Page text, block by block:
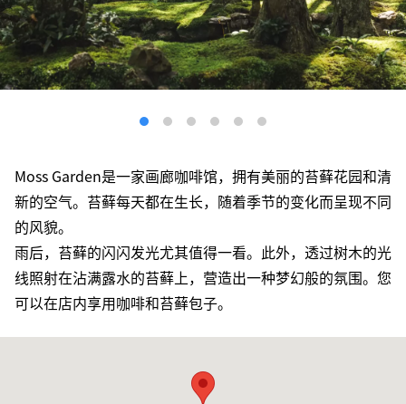
Moss Garden是一家画廊咖啡馆，拥有美丽的苔藓花园和清
新的空气。苔藓每天都在生长，随着季节的变化而呈现不同
的风貌。
雨后，苔藓的闪闪发光尤其值得一看。此外，透过树木的光
线照射在沾满露水的苔藓上，营造出一种梦幻般的氛围。您
可以在店内享用咖啡和苔藓包子。